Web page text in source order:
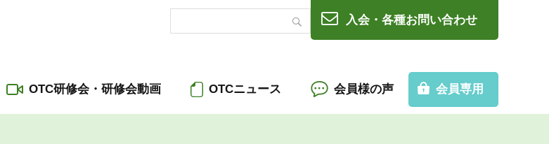
入会・各種お問い合わせ
OTC研修会・研修会動画 OTCニュース 会員様の声 会員専用